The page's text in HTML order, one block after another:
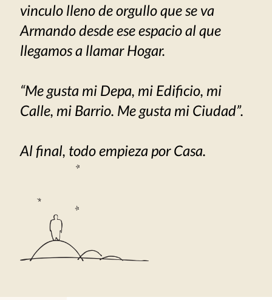
vinculo lleno de orgullo que se va
Armando desde ese espacio al que
llegamos a llamar Hogar.
“Me gusta mi Depa, mi Edificio, mi
Calle, mi Barrio. Me gusta mi Ciudad”.
Al final, todo empieza por Casa.